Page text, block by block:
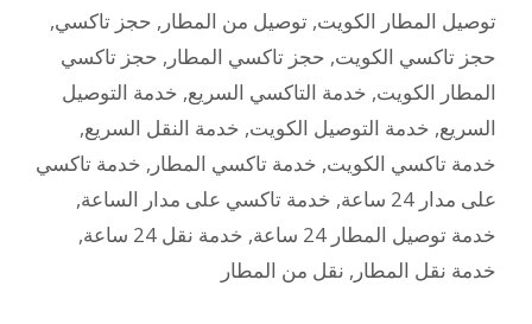
توصيل المطار الكويت, توصيل من المطار , حجز تاكسي,
حجز تاكسي الكويت, حجز تاكسي المطار , حجز تاكسي
المطار الكويت, خدمة التاكسي السريع, خدمة التوصيل
السريع, خدمة التوصيل الكويت, خدمة النقل السريع,
خدمة تاكسي الكويت, خدمة تاكسي المطار , خدمة تاكسي
على مدار 24 ساعة
, خدمة تاكسي على مدار الساعة,
خدمة توصيل المطار 24 ساعة
, خدمة نقل 24 ساعة
,
خدمة نقل المطار , نقل من المطار